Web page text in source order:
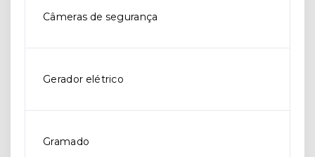
Câmeras de segurança
Gerador elétrico
Gramado